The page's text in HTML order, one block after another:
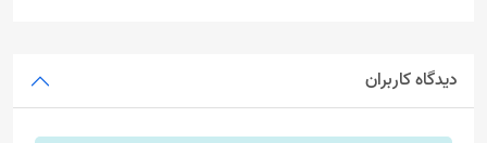
دیدگاه کاربران